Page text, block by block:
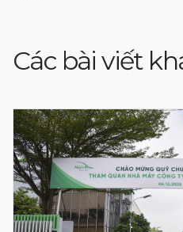
Các bài viết